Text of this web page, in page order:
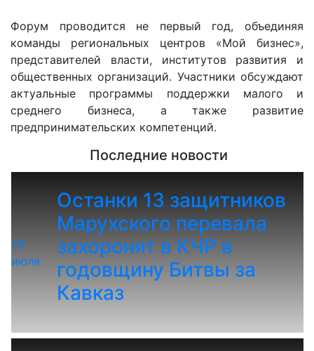
Форум проводится не первый год, объединяя
команды региональных центров «Мой бизнес»,
представителей власти, институтов развития и
общественных организаций. Участники обсуждают
актуальные программы поддержки малого и
среднего бизнеса, а также развитие
предпринимательских компетенций.
Последние новости
29
июля
Останки 13 защитников
Марухского перевала
захоронят в КЧР в
годовщину Битвы за
Кавказ